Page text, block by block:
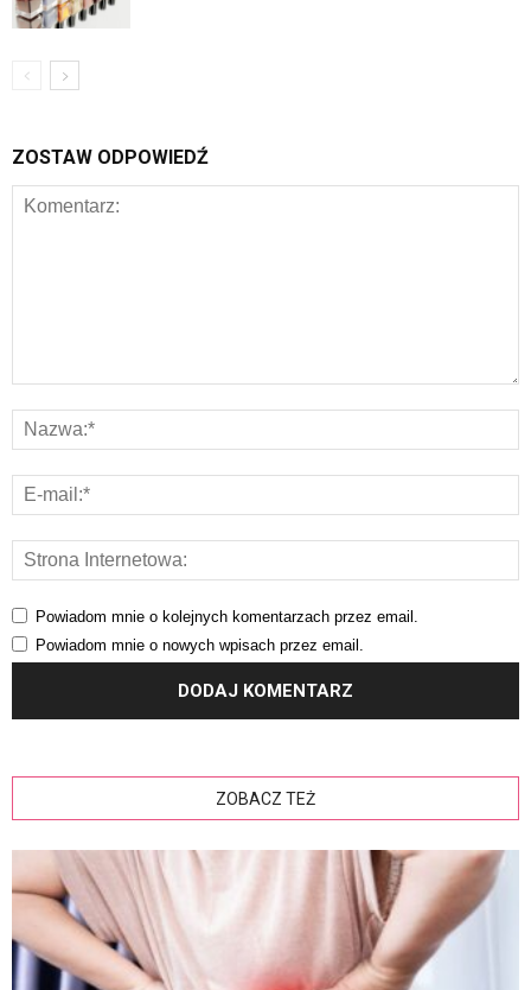
ZOSTAW ODPOWIEDŹ
Powiadom mnie o kolejnych komentarzach przez email.
Powiadom mnie o nowych wpisach przez email.
ZOBACZ TEŻ